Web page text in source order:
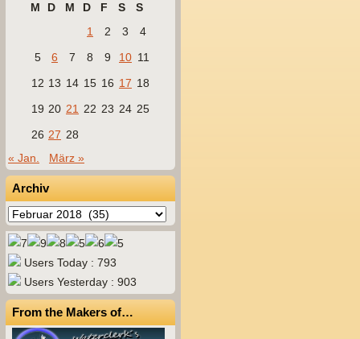
M
D M D F S
S
1
2 3
4
5
6 7 8 9 10 11
12 13 14 15 16 17 18
19 20 21 22 23 24 25
26 27 28
« Jan.
März »
Archiv
Archiv
Users Today : 793
Users Yesterday : 903
From the Makers of…